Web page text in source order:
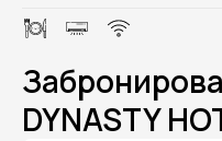
DYNASTY